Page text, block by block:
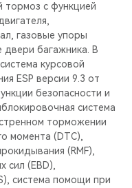
тормоз с функцией
газовые упоры
двери багажника. В
курсовой
ESP версии 9.3 от
безопасности и
система
торможении
момента (DTC),
(RMF),
сил (EBD),
система помощи при